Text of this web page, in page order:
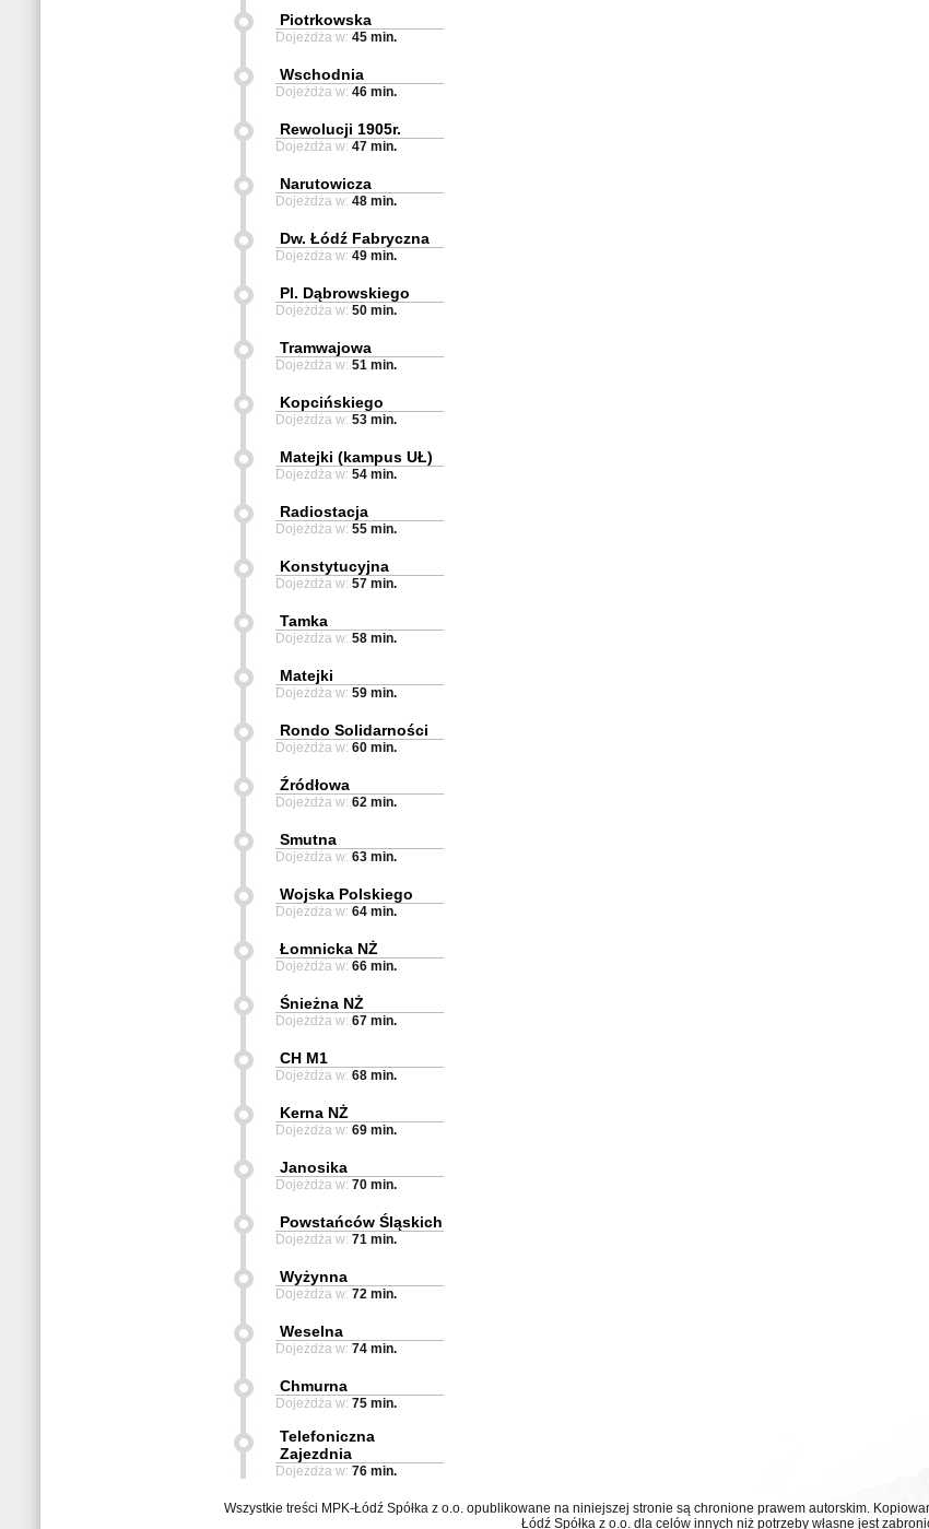
Piotrkowska
Dojeżdża w: 45 min.
Wschodnia
Dojeżdża w: 46 min.
Rewolucji 1905r.
Dojeżdża w: 47 min.
Narutowicza
Dojeżdża w: 48 min.
Dw. Łódź Fabryczna
Dojeżdża w: 49 min.
Pl. Dąbrowskiego
Dojeżdża w: 50 min.
Tramwajowa
Dojeżdża w: 51 min.
Kopcińskiego
Dojeżdża w: 53 min.
Matejki (kampus UŁ)
Dojeżdża w: 54 min.
Radiostacja
Dojeżdża w: 55 min.
Konstytucyjna
Dojeżdża w: 57 min.
Tamka
Dojeżdża w: 58 min.
Matejki
Dojeżdża w: 59 min.
Rondo Solidarności
Dojeżdża w: 60 min.
Źródłowa
Dojeżdża w: 62 min.
Smutna
Dojeżdża w: 63 min.
Wojska Polskiego
Dojeżdża w: 64 min.
Łomnicka NŻ
Dojeżdża w: 66 min.
Śnieżna NŻ
Dojeżdża w: 67 min.
CH M1
Dojeżdża w: 68 min.
Kerna NŻ
Dojeżdża w: 69 min.
Janosika
Dojeżdża w: 70 min.
Powstańców Śląskich
Dojeżdża w: 71 min.
Wyżynna
Dojeżdża w: 72 min.
Weselna
Dojeżdża w: 74 min.
Chmurna
Dojeżdża w: 75 min.
Telefoniczna
Zajezdnia
Dojeżdża w: 76 min.
Wszystkie treści MPK-Łódź Spółka z o.o. opublikowane na niniejszej stronie są chronione prawem autorskim.
Łódź Spółka z o.o. dla celów innych niż potrzeby własne jest